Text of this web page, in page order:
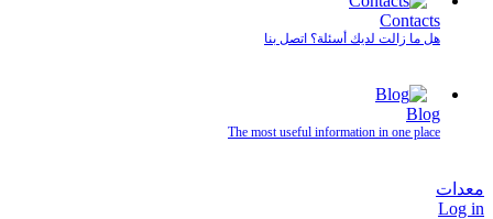
Contacts
هل ما زالت لديك أسئلة؟ اتصل بنا
Blog
The most useful information in one place
معدات
Log in